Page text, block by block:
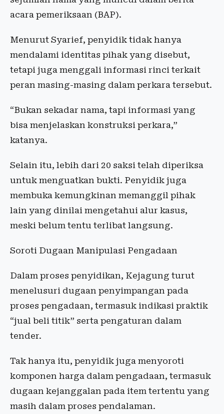
acara pemeriksaan (BAP).
Menurut Syarief, penyidik tidak hanya
mendalami identitas pihak yang disebut,
tetapi juga menggali informasi rinci terkait
peran masing-masing dalam perkara tersebut.
“Bukan sekadar nama, tapi informasi yang
bisa menjelaskan konstruksi perkara,”
katanya.
Selain itu, lebih dari 20 saksi telah diperiksa
untuk menguatkan bukti. Penyidik juga
membuka kemungkinan memanggil pihak
lain yang dinilai mengetahui alur kasus,
meski belum tentu terlibat langsung.
Soroti Dugaan Manipulasi Pengadaan
Dalam proses penyidikan, Kejagung turut
menelusuri dugaan penyimpangan pada
proses pengadaan, termasuk indikasi praktik
“jual beli titik” serta pengaturan dalam
tender.
Tak hanya itu, penyidik juga menyoroti
komponen harga dalam pengadaan, termasuk
dugaan kejanggalan pada item tertentu yang
masih dalam proses pendalaman.